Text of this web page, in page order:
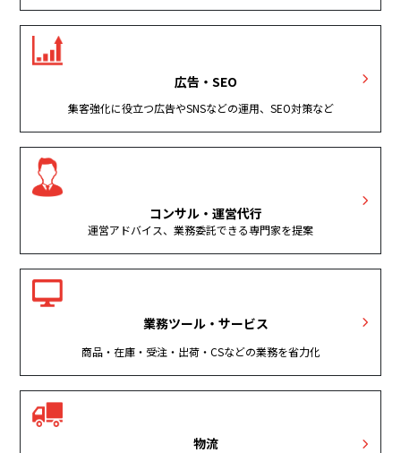
広告・SEO
集客強化に役立つ広告やSNSなどの運用、SEO対策など
コンサル・運営代行
運営アドバイス、業務委託できる専門家を提案
業務ツール・サービス
商品・在庫・受注・出荷・CSなどの業務を省力化
物流